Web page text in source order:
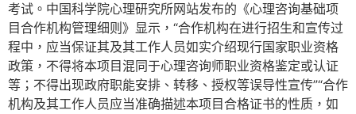
考试。中国科学院心理研究所网站发布的《心理咨询基础项
目合作机构管理细则》显示，“合作机构在进行招生和宣传过
程中，应当保证其及其工作人员如实介绍现行国家职业资格
政策，不得将本项目混同于心理咨询师职业资格鉴定或认证
等；不得出现政府职能安排、转移、授权等误导性宣传”“合作
机构及其工作人员应当准确描述本项目合格证书的性质，如